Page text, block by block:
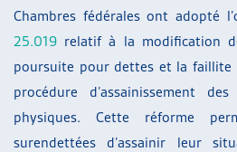
Chambres fédérales ont adopté
25.019 relatif à la modification
poursuite pour dettes et la faillite
procédure d’assainissement
physiques. Cette réforme
surendettées d’assainir leur